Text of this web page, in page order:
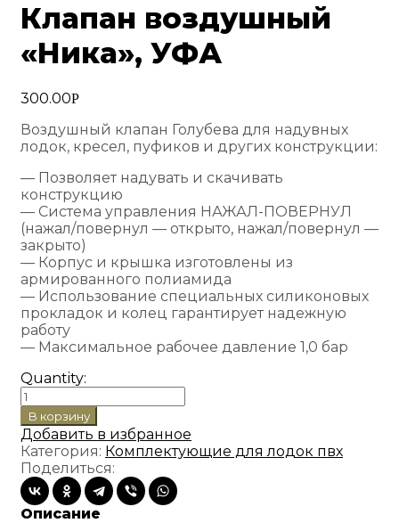
Клапан воздушный
«Ника», УФА
300.00Р
Воздушный клапан Голубева для надувных
лодок, кресел, пуфиков и других конструкции:
— Позволяет надувать и скачивать
конструкцию
— Система управления НАЖАЛ-ПОВЕРНУЛ
(нажал/повернул — открыто, нажал/повернул —
закрыто)
— Корпус и крышка изготовлены из
армированного полиамида
— Использование специальных силиконовых
прокладок и колец гарантирует надежную
работу
— Максимальное рабочее давление 1,0 бар
Quantity:
Количество
товара
Клапан
воздушный
"Ника",
УФА
В корзину
Добавить в избранное
Категория: Комплектующие для лодок пвх
Поделиться:
Описание